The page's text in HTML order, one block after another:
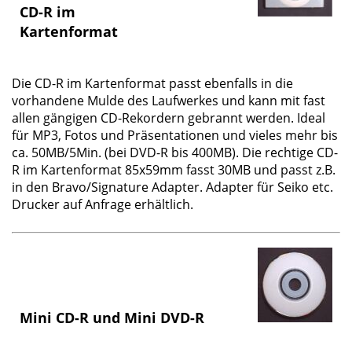
CD-R im
Kartenformat
Die CD-R im Kartenformat passt ebenfalls in die
vorhandene Mulde des Laufwerkes und kann mit fast
allen gängigen CD-Rekordern gebrannt werden. Ideal
für MP3, Fotos und Präsentationen und vieles mehr bis
ca. 50MB/5Min. (bei DVD-R bis 400MB). Die rechtige CD-
R im Kartenformat 85x59mm fasst 30MB und passt z.B.
in den Bravo/Signature Adapter. Adapter für Seiko etc.
Drucker auf Anfrage erhältlich.
Mini CD-R und Mini DVD-R